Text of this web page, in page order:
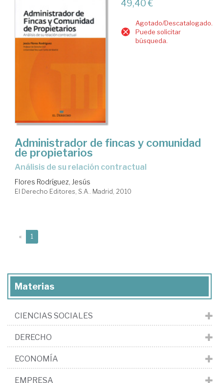
49,40 €
Agotado/Descatalogado.
Puede solicitar
búsqueda.
Administrador de fincas y comunidad
de propietarios
análisis de su relación contractual
Flores Rodríguez, Jesús
El Derecho Editores, S.A.. Madrid, 2010
« 1
Materias
CIENCIAS SOCIALES
DERECHO
ECONOMÍA
EMPRESA